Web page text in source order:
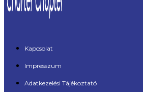
Kapcsolat
Impresszum
Adatkezelési Tájékoztató